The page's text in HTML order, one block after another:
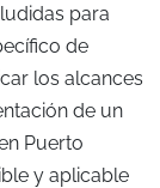
para
de
los alcances
de un
Puerto
y aplicable